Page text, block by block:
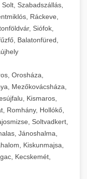
Szabadszállás,
Ráckeve,
Siófok,
Balatonfüred,
Orosháza,
Mezőkovácsháza,
Kismaros,
Romhány, Hollókő,
Soltvadkert,
Jánoshalma,
Kiskunmajsa,
Kecskemét,